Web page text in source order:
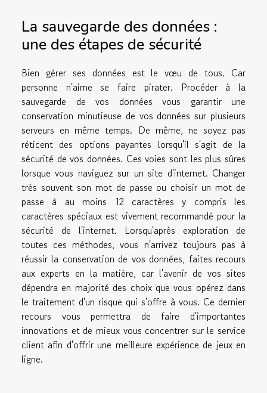
La sauvegarde des données :
une des étapes de sécurité
Bien gérer ses données est le vœu de tous. Car
personne n'aime se faire pirater. Procéder à la
sauvegarde de vos données vous garantir une
conservation minutieuse de vos données sur plusieurs
serveurs en même temps. De même, ne soyez pas
réticent des options payantes lorsqu'il s'agit de la
sécurité de vos données. Ces voies sont les plus sûres
lorsque vous naviguez sur un site d'internet. Changer
très souvent son mot de passe ou choisir un mot de
passe à au moins 12 caractères y compris les
caractères spéciaux est vivement recommandé pour la
sécurité de l'internet. Lorsqu'après exploration de
toutes ces méthodes, vous n'arrivez toujours pas à
réussir la conservation de vos données, faites recours
aux experts en la matière, car l'avenir de vos sites
dépendra en majorité des choix que vous opérez dans
le traitement d'un risque qui s'offre à vous. Ce dernier
recours vous permettra de faire d'importantes
innovations et de mieux vous concentrer sur le service
client afin d'offrir une meilleure expérience de jeux en
ligne.